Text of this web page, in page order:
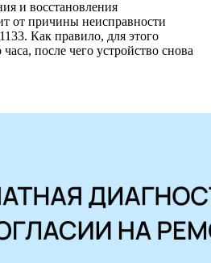
и восстановления
от причины неисправности
Как правило, для этого
после чего устройство снова